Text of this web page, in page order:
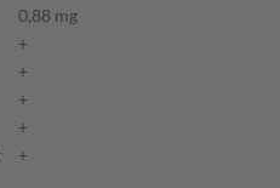
0,88 mg
+
+
+
+
+